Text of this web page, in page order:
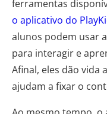
ferramentas
o aplicativo do
alunos podem usar
para interagir e
Afinal, eles dão vida
ajudam a fixar o